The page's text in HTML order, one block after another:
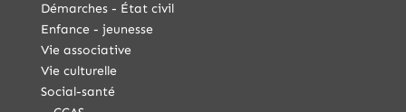
Démarches - État civil
Enfance - jeunesse
Vie associative
Vie culturelle
Social-santé